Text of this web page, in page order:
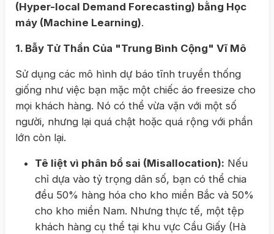
(Hyper-local Demand Forecasting) bằng Học
máy (Machine Learning).
1. Bẫy Tử Thần Của "Trung Bình Cộng" Vĩ Mô
Sử dụng các mô hình dự báo tĩnh truyền thống
giống như việc bạn mặc một chiếc áo freesize cho
mọi khách hàng. Nó có thể vừa vặn với một số
người, nhưng lại quá chật hoặc quá rộng với phần
lớn còn lại.
Tê liệt vì phân bổ sai (Misallocation): Nếu
chỉ dựa vào tỷ trọng dân số, bạn có thể chia
đều 50% hàng hóa cho kho miền Bắc và 50%
cho kho miền Nam. Nhưng thực tế, một tệp
khách hàng cụ thể tại khu vực Cầu Giấy (Hà